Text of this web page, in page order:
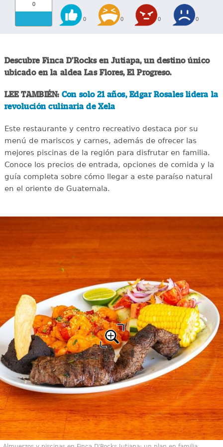
0
0 0 0 0
Descubre Finca D'Rocks en Jutiapa, un destino único
ubicado en la aldea Las Flores, El Progreso.
LEE TAMBIÉN: Con solo 21 años, Edgar Rosales lidera la
revolución culinaria de Xela
Este restaurante y centro recreativo destaca por su
menú de mariscos y carnes, además de ofrecer las
mejores piscinas de la región para disfrutar en familia.
Conoce los precios de entrada, opciones de comida y la
guía completa sobre cómo llegar a este paraíso natural
en el oriente de Guatemala.